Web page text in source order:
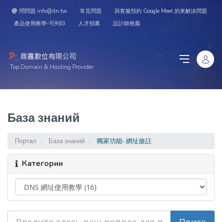
問問題 info@itn.tw 常見問題
與客服預約 Google Meet 的來解決問題
產品使用教學-可列印
人才招募 設計師推薦
Top Domain & Hosting Provider
База знаний
Портал База знаний 獨家功能- 網址搶註
Категории